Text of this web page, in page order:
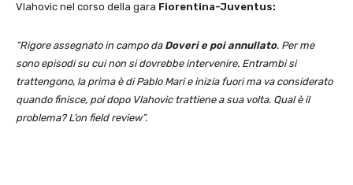
Vlahovic nel corso della gara Fiorentina-Juventus:
“Rigore assegnato in campo da Doveri e poi annullato. Per me
sono episodi su cui non si dovrebbe intervenire. Entrambi si
trattengono, la prima è di Pablo Mari e inizia fuori ma va considerato
quando finisce, poi dopo Vlahovic trattiene a sua volta. Qual è il
problema? L’on field review”.